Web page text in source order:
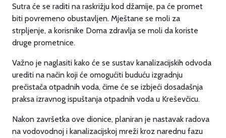
Sutra će se raditi na raskrižju kod džamije, pa će promet
biti povremeno obustavljen. Mještane se moli za
strpljenje, a korisnike Doma zdravlja se moli da koriste
druge prometnice.
Važno je naglasiti kako će se sustav kanalizacijskih odvoda
urediti na način koji će omogućiti buduću izgradnju
prečistača otpadnih voda, čime će se izbjeći dosadašnja
praksa izravnog ispuštanja otpadnih voda u Kreševčicu.
Nakon završetka ove dionice, planiran je nastavak radova
na vodovodnoj i kanalizacijskoj mreži kroz narednu fazu